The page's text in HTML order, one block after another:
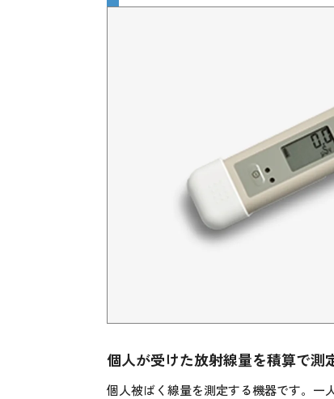
個人が受けた放射線量を積算で測
個人被ばく線量を測定する機器です。一